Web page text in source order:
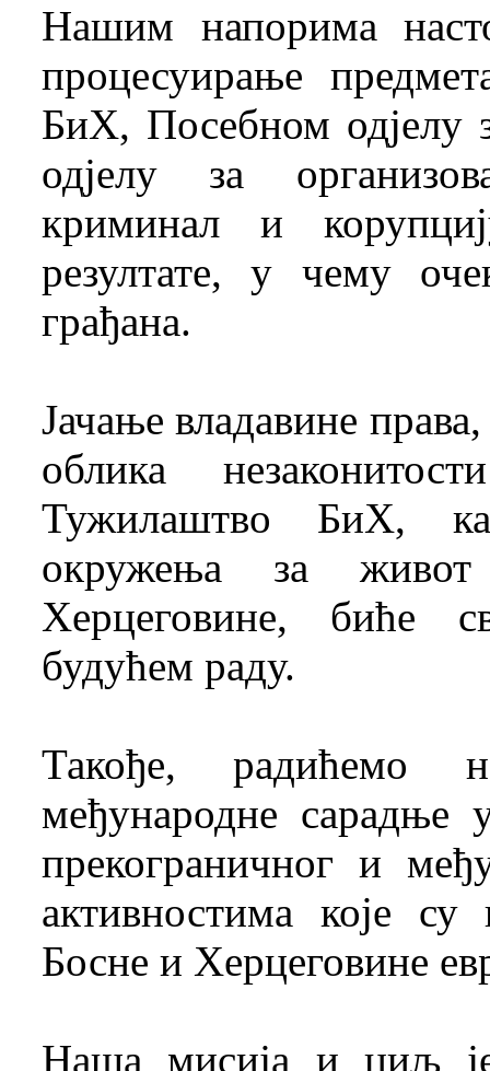
Нашим напорима
процесуирање
БиХ, Посебном одјелу
одјелу за
криминал и
резултате, у чему
грађана.
Јачање владавине
облика
Тужилаштво БиХ,
окружења за
Херцеговине, биће
будућем раду.
Такође, радићемо
међународне сарадње
прекограничног и
активностима које
Босне и Херцеговине
Наша мисија и циљ